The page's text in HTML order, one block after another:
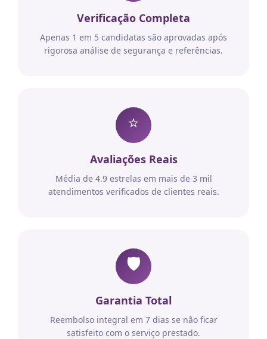
Verificação Completa
Apenas 1 em 5 candidatas são aprovadas após
rigorosa análise de segurança e referências.
⭐
Avaliações Reais
Média de 4.9 estrelas em mais de 3 mil
atendimentos verificados de clientes reais.
🛡️
Garantia Total
Reembolso integral em 7 dias se não ficar
satisfeito com o serviço prestado.